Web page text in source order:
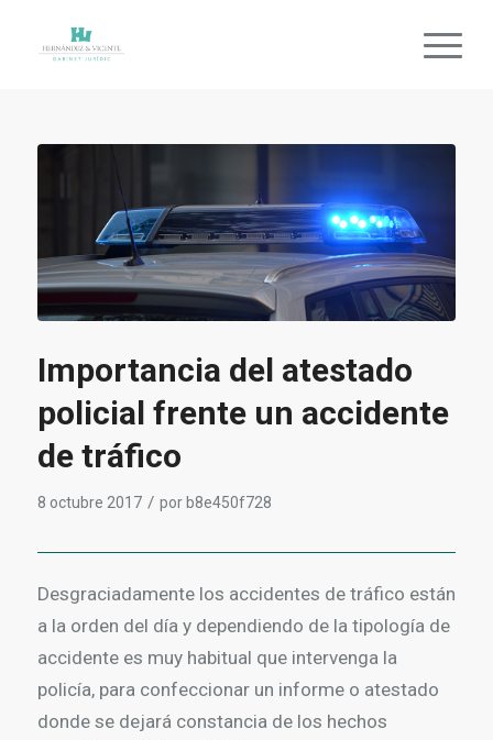
Importancia del atestado
policial frente un accidente
de tráfico
8 octubre 2017 / por b8e450f728
Desgraciadamente los accidentes de tráfico están
a la orden del día y dependiendo de la tipología de
accidente es muy habitual que intervenga la
policía, para confeccionar un informe o atestado
donde se dejará constancia de los hechos